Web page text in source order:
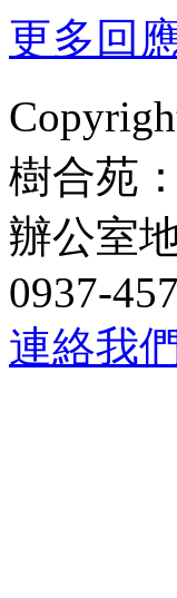
更多回
樹合苑
辦公室
0937-
連絡我們